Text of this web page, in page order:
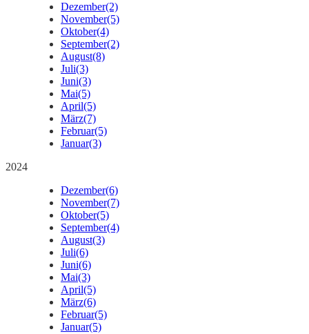
Dezember(2)
November(5)
Oktober(4)
September(2)
August(8)
Juli(3)
Juni(3)
Mai(5)
April(5)
März(7)
Februar(5)
Januar(3)
2024
Dezember(6)
November(7)
Oktober(5)
September(4)
August(3)
Juli(6)
Juni(6)
Mai(3)
April(5)
März(6)
Februar(5)
Januar(5)